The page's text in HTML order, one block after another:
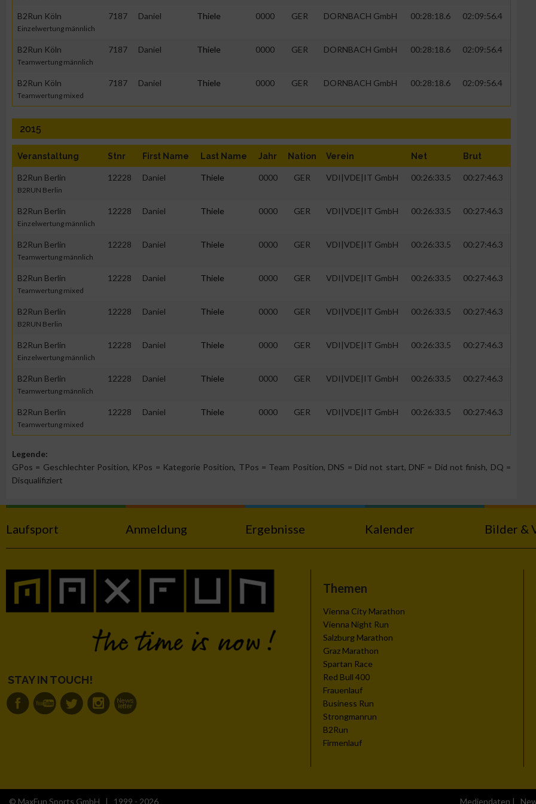
B2Run Köln
Einzelwertung männlich
7187 Daniel Thiele 0000 GER DORNBACH GmbH 00:28:18.6 02:09:56.4
B2Run Köln
Teamwertung männlich
7187 Daniel Thiele 0000 GER DORNBACH GmbH 00:28:18.6 02:09:56.4
B2Run Köln
Teamwertung mixed
7187 Daniel Thiele 0000 GER DORNBACH GmbH 00:28:18.6 02:09:56.4
2015
Veranstaltung Stnr First Name Last Name Jahr Nation Verein Net Brut
B2Run Berlin
B2RUN Berlin
12228 Daniel Thiele 0000 GER VDI|VDE|IT GmbH 00:26:33.5 00:27:46.3
B2Run Berlin
Einzelwertung männlich
12228 Daniel Thiele 0000 GER VDI|VDE|IT GmbH 00:26:33.5 00:27:46.3
B2Run Berlin
Teamwertung männlich
12228 Daniel Thiele 0000 GER VDI|VDE|IT GmbH 00:26:33.5 00:27:46.3
B2Run Berlin
Teamwertung mixed
12228 Daniel Thiele 0000 GER VDI|VDE|IT GmbH 00:26:33.5 00:27:46.3
B2Run Berlin
B2RUN Berlin
12228 Daniel Thiele 0000 GER VDI|VDE|IT GmbH 00:26:33.5 00:27:46.3
B2Run Berlin
Einzelwertung männlich
12228 Daniel Thiele 0000 GER VDI|VDE|IT GmbH 00:26:33.5 00:27:46.3
B2Run Berlin
Teamwertung männlich
12228 Daniel Thiele 0000 GER VDI|VDE|IT GmbH 00:26:33.5 00:27:46.3
B2Run Berlin
Teamwertung mixed
12228 Daniel Thiele 0000 GER VDI|VDE|IT GmbH 00:26:33.5 00:27:46.3
Legende:
GPos = Geschlechter Position, KPos = Kategorie Position, TPos = Team Position, DNS = Did not start, DNF = Did not finish, DQ =
Disqualifiziert
Laufsport Anmeldung Ergebnisse Kalender Bilder &
STAY IN TOUCH!
Themen
Vienna City Marathon
Vienna Night Run
Salzburg Marathon
Graz Marathon
Spartan Race
Red Bull 400
Frauenlauf
Business Run
Strongmanrun
B2Run
Firmenlauf
© MaxFun Sports GmbH | 1999 - 2026 Mediendaten |
Erstellung von Profilen zur Personalisierung von Inhalten
Verwendung von Profilen zur Auswahl personalisierter Inhalte
Messung der Werbeleistung
Messung der Performance von Inhalten
verschiedenen Quellen
Entwicklung und Verbesserung der Angebote
Verwendung reduzierter Daten zur Auswahl von Inhalten
IAB-Besonderheiten:
Notwendig
Performance
Funktional